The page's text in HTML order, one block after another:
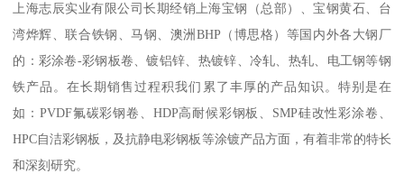
上海志辰实业有限公司长期经销上海宝钢（总部）、宝钢黄石、台
湾烨辉、联合铁钢、马钢、澳洲BHP（博思格）等国内外各大钢厂
的：彩涂卷-彩钢板卷、镀铝锌、热镀锌、冷轧、热轧、电工钢等钢
铁产品。在长期销售过程积我们累了丰厚的产品知识。特别是在
如：PVDF氟碳彩钢卷、HDP高耐候彩钢板、SMP硅改性彩涂卷、
HPC自洁彩钢板，及抗静电彩钢板等涂镀产品方面，有着非常的特长
和深刻研究。